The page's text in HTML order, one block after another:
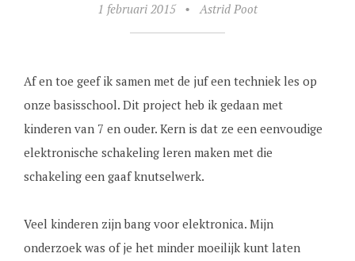
1 februari 2015 • Astrid Poot
Af en toe geef ik samen met de juf een techniek les op
onze basisschool. Dit project heb ik gedaan met
kinderen van 7 en ouder. Kern is dat ze een eenvoudige
elektronische schakeling leren maken met die
schakeling een gaaf knutselwerk.
Veel kinderen zijn bang voor elektronica. Mijn
onderzoek was of je het minder moeilijk kunt laten